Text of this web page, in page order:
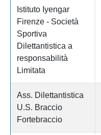
Istituto Iyengar
Firenze - Società
Sportiva
Dilettantistica a
responsabilità
Limitata
Ass. Dilettantistica
U.S. Braccio
Fortebraccio